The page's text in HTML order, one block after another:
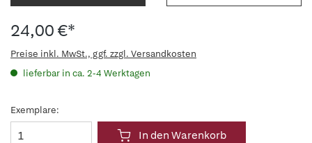
24,00 €*
Preise inkl. MwSt., ggf. zzgl. Versandkosten
lieferbar in ca. 2-4 Werktagen
Exemplare:
In den Warenkorb